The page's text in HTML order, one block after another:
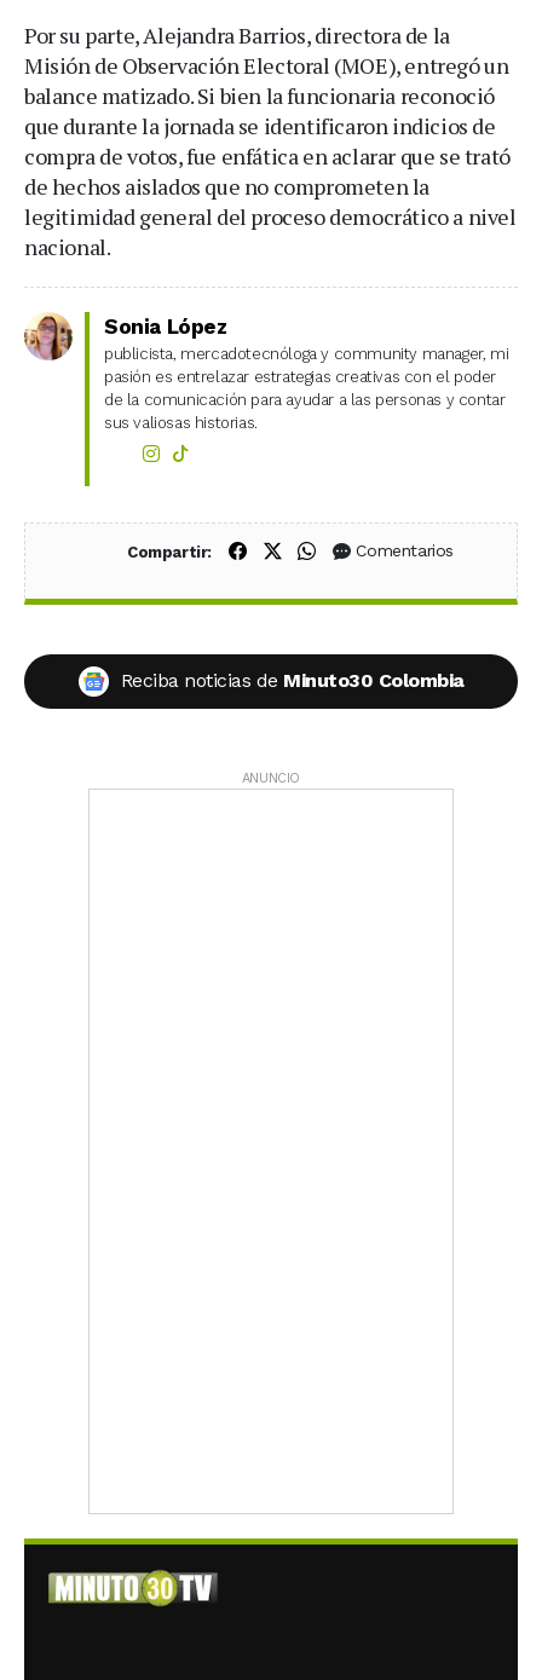
Por su parte, Alejandra Barrios, directora de la
Misión de Observación Electoral (MOE), entregó un
balance matizado. Si bien la funcionaria reconoció
que durante la jornada se identificaron indicios de
compra de votos, fue enfática en aclarar que se trató
de hechos aislados que no comprometen la
legitimidad general del proceso democrático a nivel
nacional.
Sonia López
publicista, mercadotecnóloga y community manager, mi
pasión es entrelazar estrategias creativas con el poder
de la comunicación para ayudar a las personas y contar
sus valiosas historias.
Compartir: Compartir en Facebook
Compartir en X (Twitter)
Compartir en WhatsApp
Comentarios
Reciba noticias de Minuto30 Colombia
ANUNCIO